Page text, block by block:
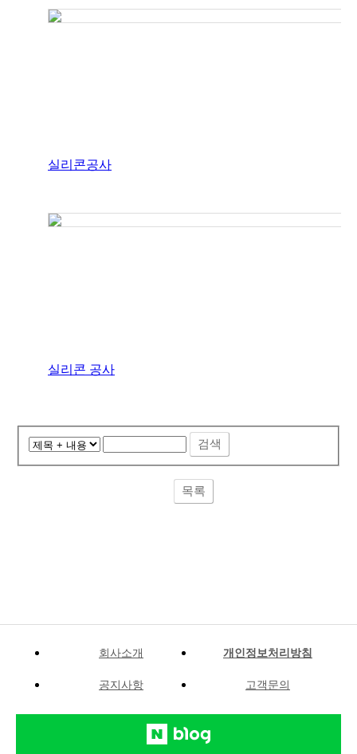
실리콘공사
실리콘 공사
검색
목록
회사소개 개인정보처리방침
공지사항 고객문의